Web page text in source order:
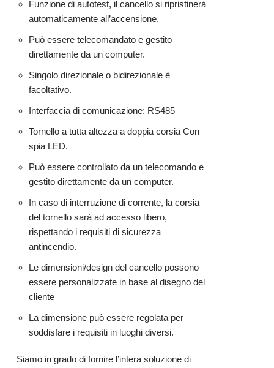
Funzione di autotest, il cancello si ripristinerà
automaticamente all’accensione.
Può essere telecomandato e gestito
direttamente da un computer.
Singolo direzionale o bidirezionale è
facoltativo.
Interfaccia di comunicazione: RS485
Tornello a tutta altezza a doppia corsia Con
spia LED.
Può essere controllato da un telecomando e
gestito direttamente da un computer.
In caso di interruzione di corrente, la corsia
del tornello sarà ad accesso libero,
rispettando i requisiti di sicurezza
antincendio.
Le dimensioni/design del cancello possono
essere personalizzate in base al disegno del
cliente
La dimensione può essere regolata per
soddisfare i requisiti in luoghi diversi.
Siamo in grado di fornire l’intera soluzione di